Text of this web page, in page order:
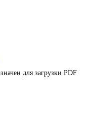
для загрузки PDF